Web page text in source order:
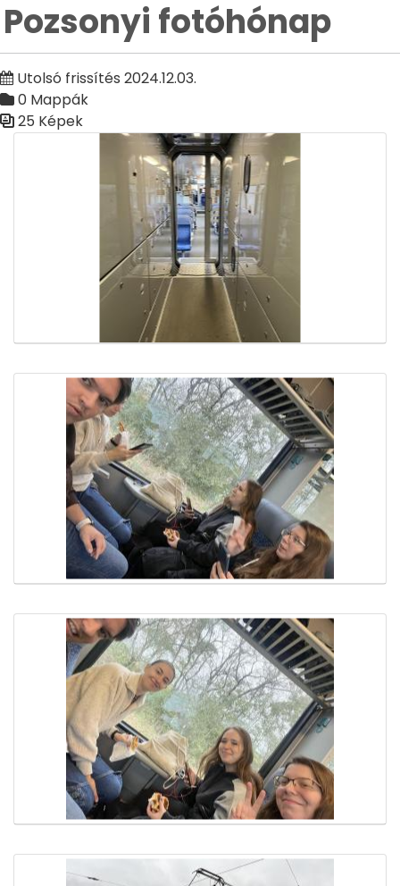
Pozsonyi fotóhónap
Utolsó frissítés 2024.12.03.
0 Mappák
25 Képek